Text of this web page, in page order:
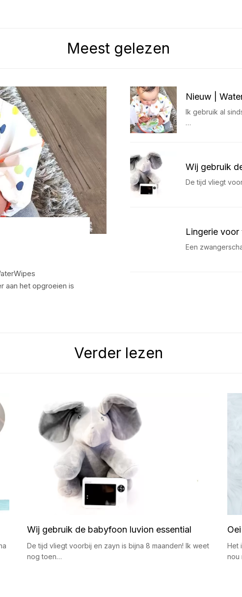
Meest gelezen
aan het opgroeien is
Nieuw |
Ik gebruik al
…
Wij gebruik
De tijd vliegt
Lingerie
Een
Verder lezen
Wij gebruik de babyfoon luvion essential
De tijd vliegt voorbij en zayn is bijna 8 maanden! Ik weet
nog toen…
Het
nou